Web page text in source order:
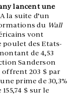
lancent une
la suite d’un
du Wall
vont
des Etats-
de 4,53
Sanderson
203 $ par
prime de 30,3%
$ sur le